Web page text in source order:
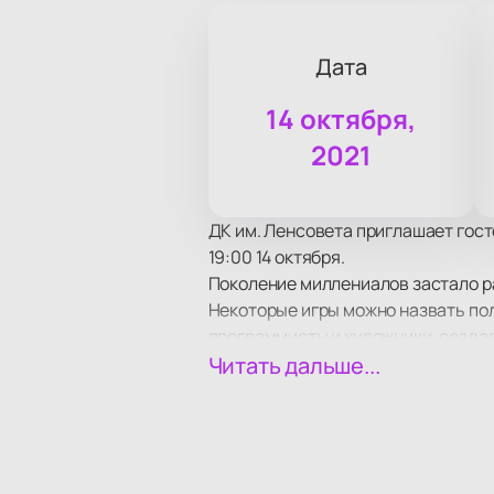
Дата
14 октября,
2021
ДК им. Ленсовета приглашает
19:00 14 октября.
Поколение миллениалов застало
Некоторые игры можно назвать
программисты и художники,
Этот концерт понравится как тем,
Читать дальше...